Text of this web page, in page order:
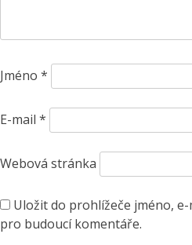
Jméno *
E-mail *
Webová stránka
Uložit do prohlížeče jméno,
pro budoucí komentáře.